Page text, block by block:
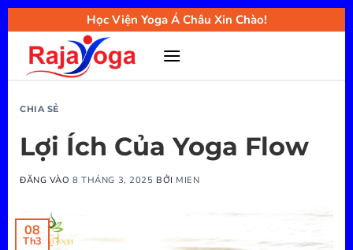
Bỏ
qua
nội
Học Viện Yoga Á Châu Xin Chào!
CHIA SẺ
Lợi Ích Của Yoga Flow
ĐĂNG VÀO8 THÁNG 3, 2025 BỞI MIEN
08
Th3